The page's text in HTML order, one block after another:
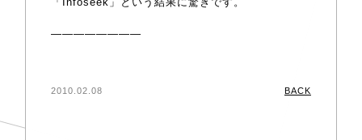
————————
2010.02.08 BACK